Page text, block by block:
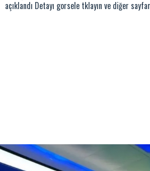
açıklandı Detayı gorsele tklayın ve diğer